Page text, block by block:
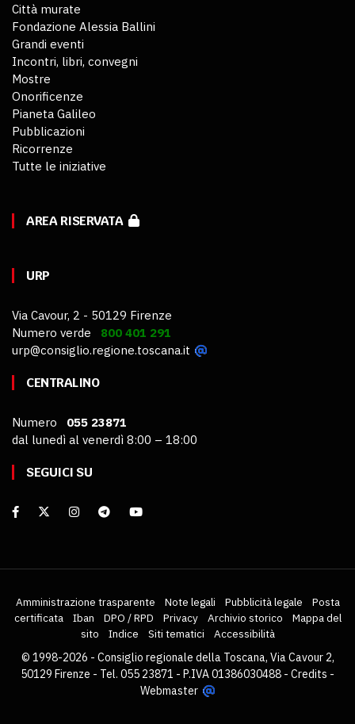
Città murate
Fondazione Alessia Ballini
Grandi eventi
Incontri, libri, convegni
Mostre
Onorificenze
Pianeta Galileo
Pubblicazioni
Ricorrenze
Tutte le iniziative
AREA RISERVATA
URP
Via Cavour, 2 - 50129 Firenze
Numero verde 800 401 291
urp@consiglio.regione.toscana.it
CENTRALINO
Numero 055 23871
dal lunedì al venerdì 8:00 – 18:00
SEGUICI SU
Amministrazione trasparente Note legali Pubblicità legale
Posta
certificata
Iban DPO / RPD Privacy Archivio storico
Mappa del
sito
Indice Siti tematici
Accessibilità
© 1998-2026 - Consiglio regionale della Toscana, Via Cavour 2,
50129 Firenze - Tel. 055 23871 - P.IVA 01386030488 - Credits -
Webmaster